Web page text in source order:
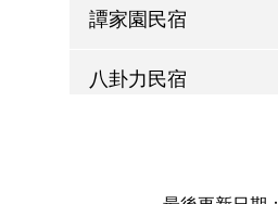
譚家園民宿
八卦力民宿
左岸LED庭園